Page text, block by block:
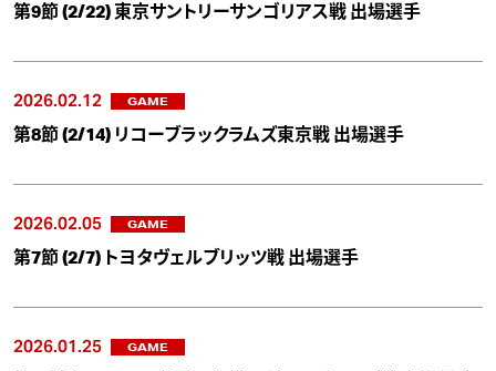
第9節 (2/22) 東京サントリーサンゴリアス戦 出場選手
2026.02.12 GAME
第8節 (2/14) リコーブラックラムズ東京戦 出場選手
2026.02.05 GAME
第7節 (2/7) トヨタヴェルブリッツ戦 出場選手
2026.01.25 GAME